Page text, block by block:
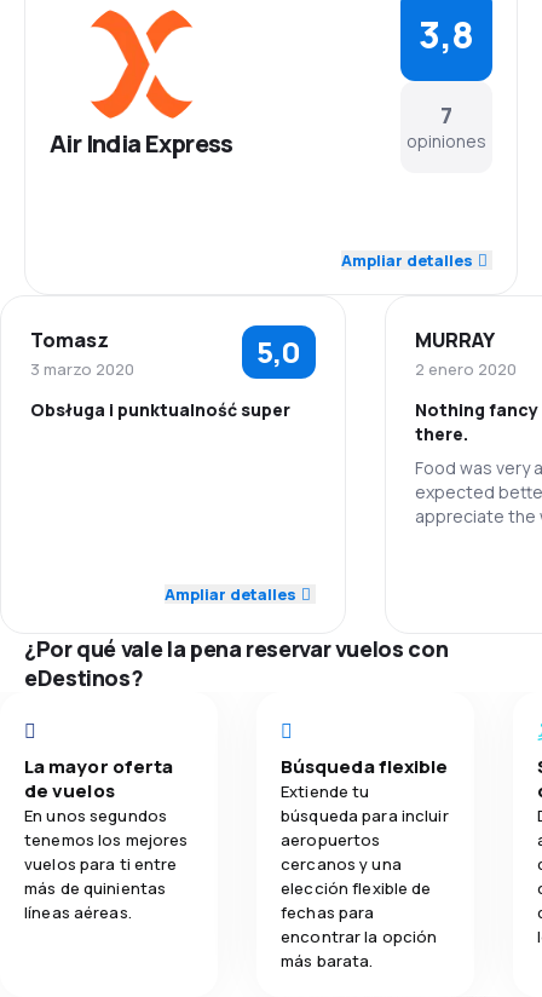
Air India Express
7
opiniones
3,8
Red de vuelos 4,0
Precio de los tiquetes 4,0
4,0
Ampliar detalles
Tomasz
3 marzo 2020 5,0
Obsługa i punktualność super
5,0
Precio de los tiquetes 5,0
Transporte de equipaje 5,0
Ampliar detalles
MURRAY
2 enero 2020
Nothing
there.
Food was very
expected
appreciate the
Precio de
Comodidad
Transporte
¿Por qué vale la pena reservar vuelos con
eDestinos?
La mayor oferta
de vuelos
En unos segundos
tenemos los mejores
vuelos para ti entre
más de quinientas
líneas aéreas.
Búsqueda flexible
Extiende tu
búsqueda para incluir
aeropuertos
cercanos y una
elección flexible de
fechas para
encontrar la opción
más barata.